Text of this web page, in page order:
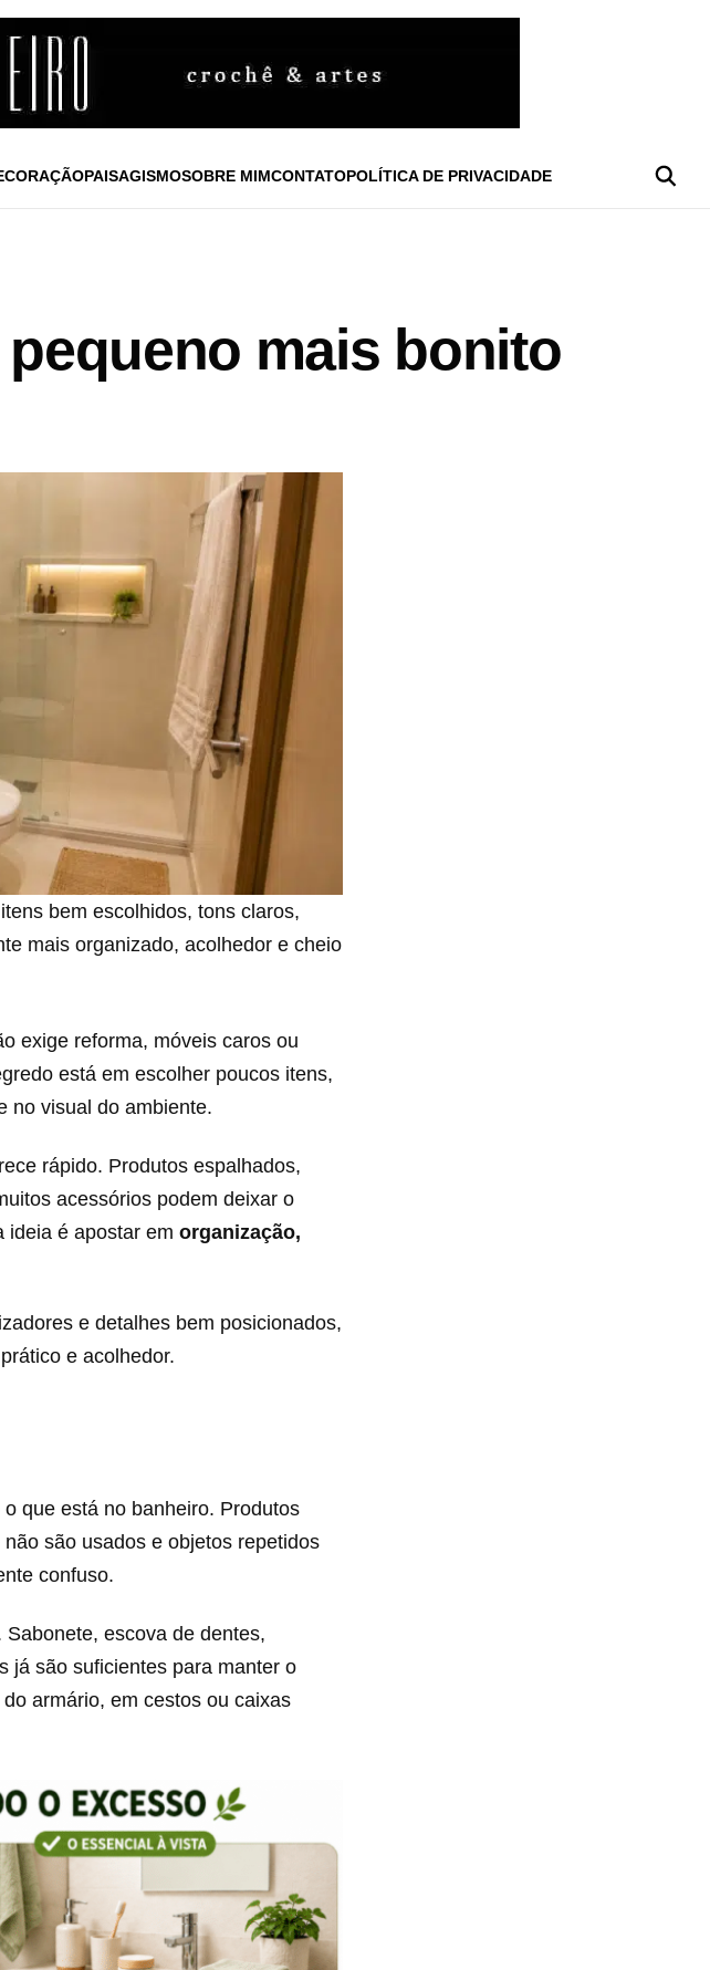
PAISAGISMOSOBRE MIMCONTATOPOLÍTICA DE PRIVACIDADE
mais bonito
bem escolhidos, tons claros,
mais organizado, acolhedor e cheio
exige reforma, móveis caros ou
está em escolher poucos itens,
no visual do ambiente.
rápido. Produtos espalhados,
acessórios podem deixar o
ideia é apostar em organização,
e detalhes bem posicionados,
e acolhedor.
que está no banheiro. Produtos
são usados e objetos repetidos
confuso.
escova de dentes,
já são suficientes para manter o
armário, em cestos ou caixas